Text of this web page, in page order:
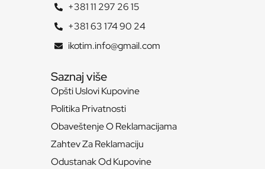
+381 11 297 26 15
+381 63 174 90 24
ikotim.info@gmail.com
Saznaj više
Opšti Uslovi Kupovine
Politika Privatnosti
Obaveštenje O Reklamacijama
Zahtev Za Reklamaciju
Odustanak Od Kupovine